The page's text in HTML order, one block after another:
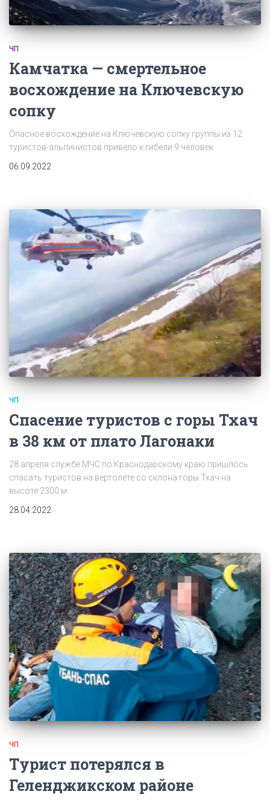
ЧП
Камчатка — смертельное
восхождение на Ключевскую
сопку
Опасное восхождение на Ключевскую сопку группы из 12
туристов-альпинистов привело к гибели 9 человек
06.09.2022
ЧП
Спасение туристов с горы Тхач
в 38 км от плато Лагонаки
28 апреля службе МЧС по Краснодарскому краю пришлось
спасать туристов на вертолете со склона горы Тхач на
высоте 2300 м.
28.04.2022
ЧП
Турист потерялся в
Геленджикском районе